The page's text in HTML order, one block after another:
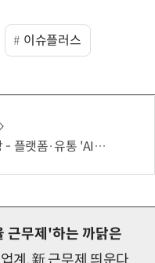
이슈플러스
'AI 에이전트 시대' 개막
근무제'하는 까닭은